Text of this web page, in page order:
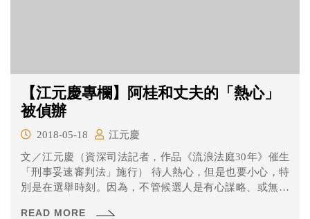
【江元慶專欄】阿桂和丈夫的「熱心」
被偵辦
2018-05-18
江元慶
文／江元慶（資深司法記者，作品《流浪法庭30年》催生
「刑事妥速審判法」施行） 待人熱心，但是也要小心，特
別是在選舉時刻。因為，不管候選人是有心謀略、或無心
READ MORE